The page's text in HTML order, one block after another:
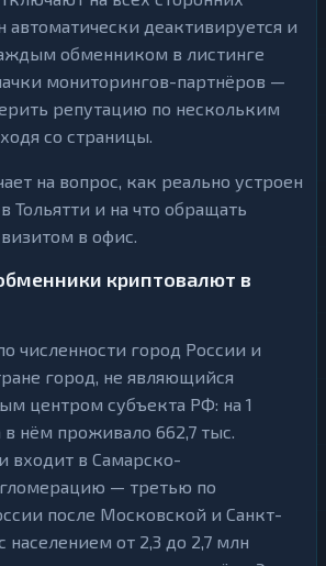
автоматически деактивируется и
обменником в листинге
мониторингов-партнёров —
репутацию по нескольким
со страницы.
на вопрос, как реально устроен
Тольятти и на что обращать
в офис.
криптовалют в
численности город России и
город, не являющийся
центром субъекта РФ: на 1
в нём проживало 662,7 тыс.
входит в Самарско-
— третью по
после Московской и Санкт-
населением от 2,3 до 2,7 млн